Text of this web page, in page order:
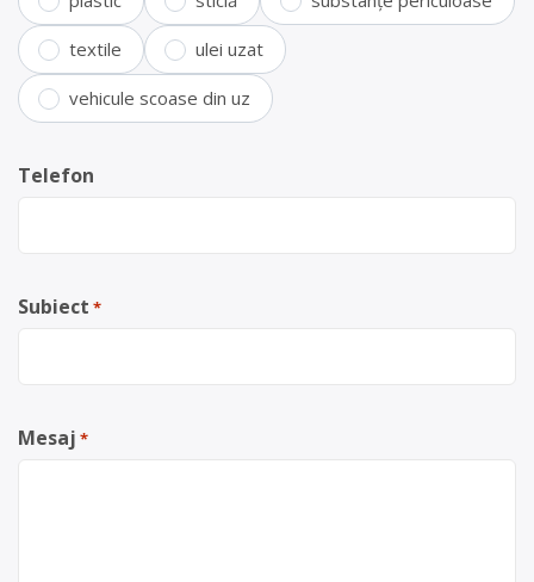
textile ulei uzat
vehicule scoase din uz
Telefon
Subiect *
Mesaj *